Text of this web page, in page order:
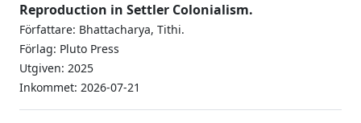
Reproduction in Settler Colonialism.
Författare: Bhattacharya, Tithi.
Förlag: Pluto Press
Utgiven: 2025
Inkommet: 2026-07-21